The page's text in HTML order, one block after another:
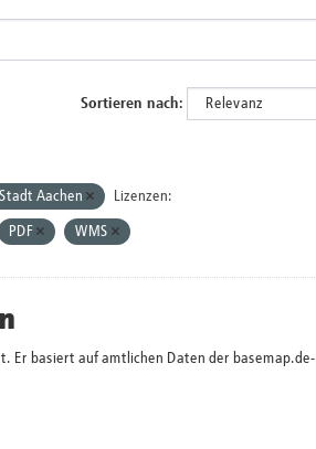
Sortieren nach
Stadt Aachen Lizenzen:
PDF WMS
Er basiert auf amtlichen Daten der basemap.de-